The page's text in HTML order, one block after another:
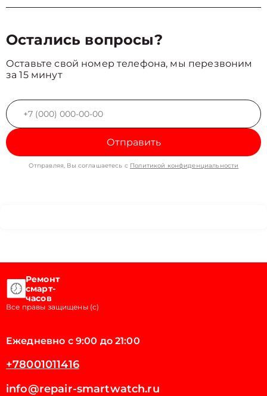
Остались вопросы?
Оставьте свой номер телефона, мы перезвоним
за 15 минут
Отправить
Отправляя, Вы соглашаетесь с Политикой конфиденциальности
Ремонт
смарт-
часов
Все правы защищены (с)
Ежедневно с 9:00 до 21:00
+78001011416
info@repair-smartwatch.ru